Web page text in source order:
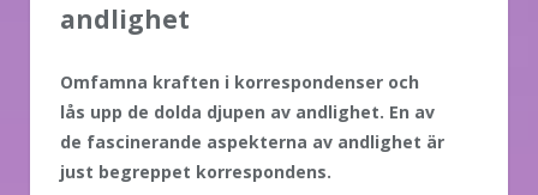
andlighet
Omfamna kraften i korrespondenser och
lås upp de dolda djupen av andlighet. En av
de fascinerande aspekterna av andlighet är
just begreppet korrespondens.